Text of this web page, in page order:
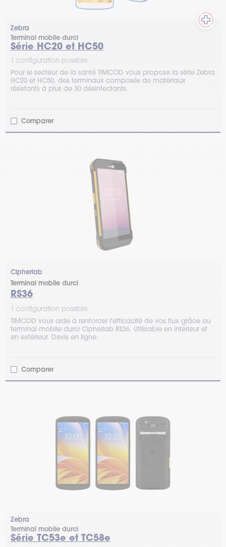
Zebra
Terminal mobile durci
Série HC20 et HC50
1 configuration possible.
Pour le secteur de la santé TIMCOD vous propose la série Zebra
HC20 et HC50, des terminaux composés de matériaux
résistants à plus de 30 désinfectants.
Comparer
Cipherlab
Terminal mobile durci
RS36
1 configuration possible.
TIMCOD vous aide à renforcer l'efficacité de vos flux grâce au
terminal mobile durci Cipherlab RS36. Utilisable en intérieur et
en extérieur. Devis en ligne.
Comparer
Zebra
Terminal mobile durci
Série TC53e et TC58e